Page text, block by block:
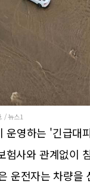
/ 뉴스1
운영하는 '긴급대
사와 관계없이
운전자는 차량을